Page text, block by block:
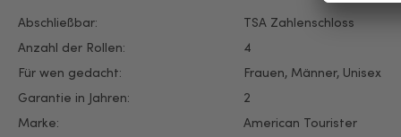
Abschließbar:
TSA Zahlenschloss
Anzahl der Rollen:
4
Für wen gedacht:
Frauen, Männer, Unisex
Garantie in Jahren:
2
Marke:
American Tourister